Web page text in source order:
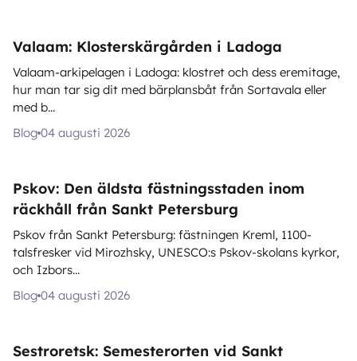
Valaam: Klosterskärgården i Ladoga
Valaam-arkipelagen i Ladoga: klostret och dess eremitage,
hur man tar sig dit med bärplansbåt från Sortavala eller
med b...
Blog 04 augusti 2026
Pskov: Den äldsta fästningsstaden inom
räckhåll från Sankt Petersburg
Pskov från Sankt Petersburg: fästningen Kreml, 1100-
talsfresker vid Mirozhsky, UNESCO:s Pskov-skolans kyrkor,
och Izbors...
Blog 04 augusti 2026
Sestroretsk: Semesterorten vid Sankt